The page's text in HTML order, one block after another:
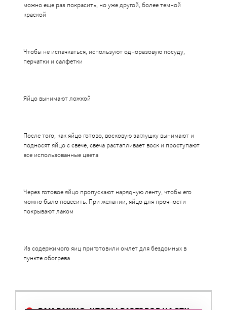
можно еще раз покрасить, но уже другой, более темной
краской
Чтобы не испачкаться, используют одноразовую посуду,
перчатки и салфетки
Яйцо вынимают ложкой
После того, как яйцо готово, восковую заглушку вынимают и
подносят яйцо с свече, свеча растапливает воск и проступают
все использованные цвета
Через готовое яйцо пропускают нарядную ленту, чтобы его
можно было повесить. При желании, яйцо для прочности
покрывают лаком
Из содержимого яиц приготовили омлет для бездомных в
пункте обогрева